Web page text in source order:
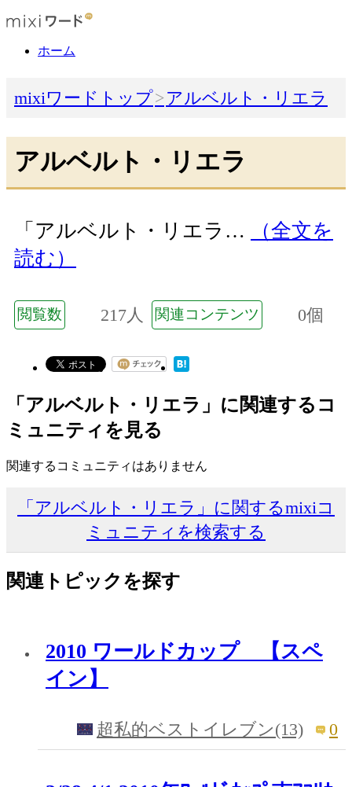
ホーム
mixiワードトップ アルベルト・リエラ
アルベルト・リエラ
「アルベルト・リエラ…
（全文を
読む）
閲覧数 217人 関連コンテンツ 0個
「アルベルト・リエラ」に関連するコ
ミュニティを見る
関連するコミュニティはありません
「アルベルト・リエラ」に関するmixiコ
ミュニティを検索する
関連トピックを探す
2010 ワールドカップ 【スペ
イン】
超私的ベストイレブン(13) 0